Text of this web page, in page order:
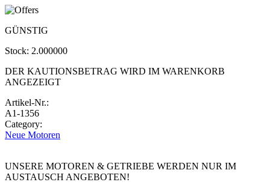
GÜNSTIG
Stock: 2.000000
DER KAUTIONSBETRAG WIRD IM WARENKORB
ANGEZEIGT
Artikel-Nr.:
A1-1356
Category:
Neue Motoren
UNSERE MOTOREN & GETRIEBE WERDEN NUR IM
AUSTAUSCH ANGEBOTEN!